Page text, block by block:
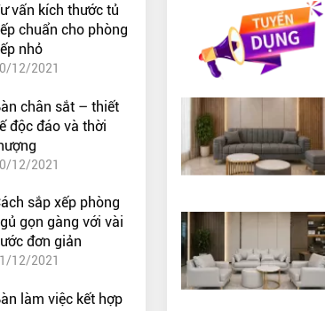
vấn kích thước tủ
chuẩn cho phòng
nhỏ
12/2021
chân sắt – thiết
độc đáo và thời
12/2021
sắp xếp phòng
gọn gàng với vài
đơn giản
12/2021
làm việc kết hợp